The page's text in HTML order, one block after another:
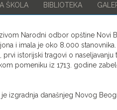
ŠKOLA BIBLIOTEKA
Narodni odbor opštine Novi
i imala je oko 8.000 stanovnika.
istorijski tragovi o naseljavanju
pomeniku iz 1713. godine
izgradnja današnjeg Novog